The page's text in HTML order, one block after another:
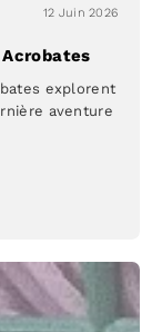
12 Juin 2026
explorent
aventure